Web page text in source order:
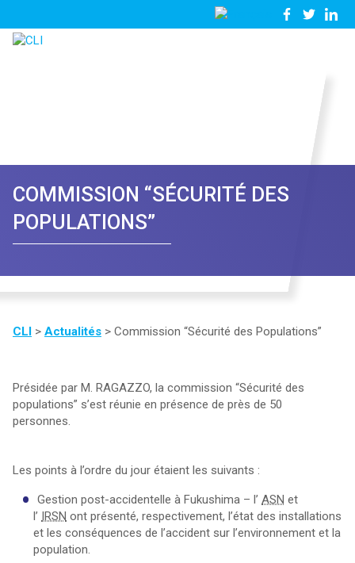
28
23
contacter
COMMISSION “SÉCURITÉ DES
POPULATIONS”
CLI > Actualités > Commission “Sécurité des Populations”
Présidée par M. RAGAZZO, la commission “Sécurité des
populations” s’est réunie en présence de près de 50
personnes.
Les points à l’ordre du jour étaient les suivants :
Gestion post-accidentelle à Fukushima – l’ ASN et
l’ IRSN ont présenté, respectivement, l’état des installations
et les conséquences de l’accident sur l’environnement et la
population.